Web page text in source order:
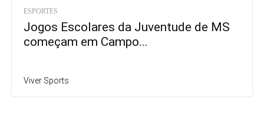
ESPORTES
Jogos Escolares da Juventude de MS
começam em Campo...
Viver Sports